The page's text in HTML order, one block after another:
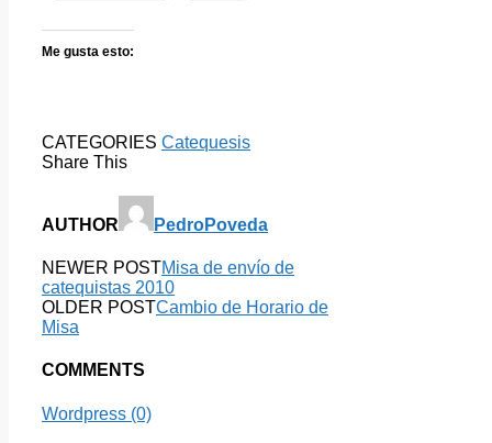
Me gusta esto:
CATEGORIES Catequesis
Share This
AUTHOR PedroPoveda
NEWER POSTMisa de envío de
catequistas 2010
OLDER POSTCambio de Horario de
Misa
COMMENTS
Wordpress (0)